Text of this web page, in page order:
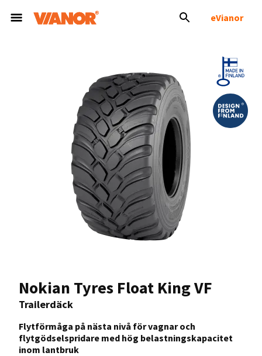
eVianor
Nokian Tyres Float King VF
Trailerdäck
Flytförmåga på nästa nivå för vagnar och
flytgödselspridare med hög belastningskapacitet
inom lantbruk